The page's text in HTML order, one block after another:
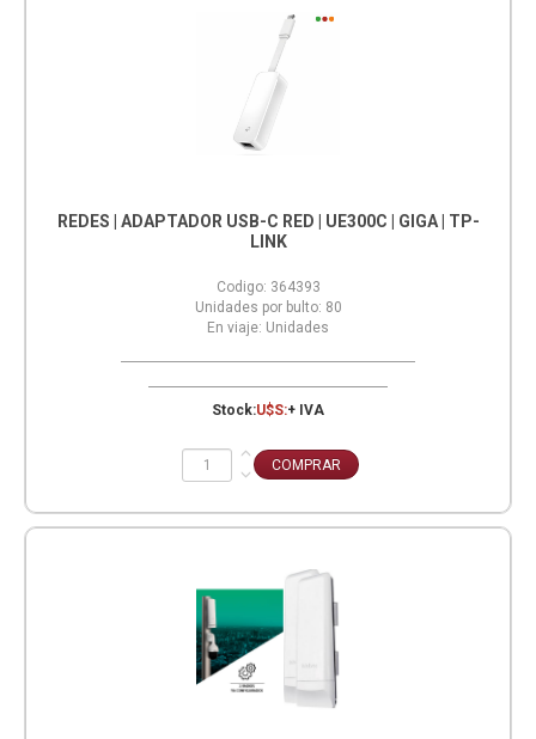
REDES | ADAPTADOR USB-C RED | UE300C | GIGA | TP-
LINK
Codigo: 364393
Unidades por bulto: 80
En viaje: Unidades
Stock:U$S:+ IVA